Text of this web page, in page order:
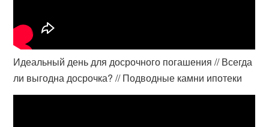
Идеальный день для досрочного погашения // Всегда
ли выгодна досрочка? // Подводные камни ипотеки